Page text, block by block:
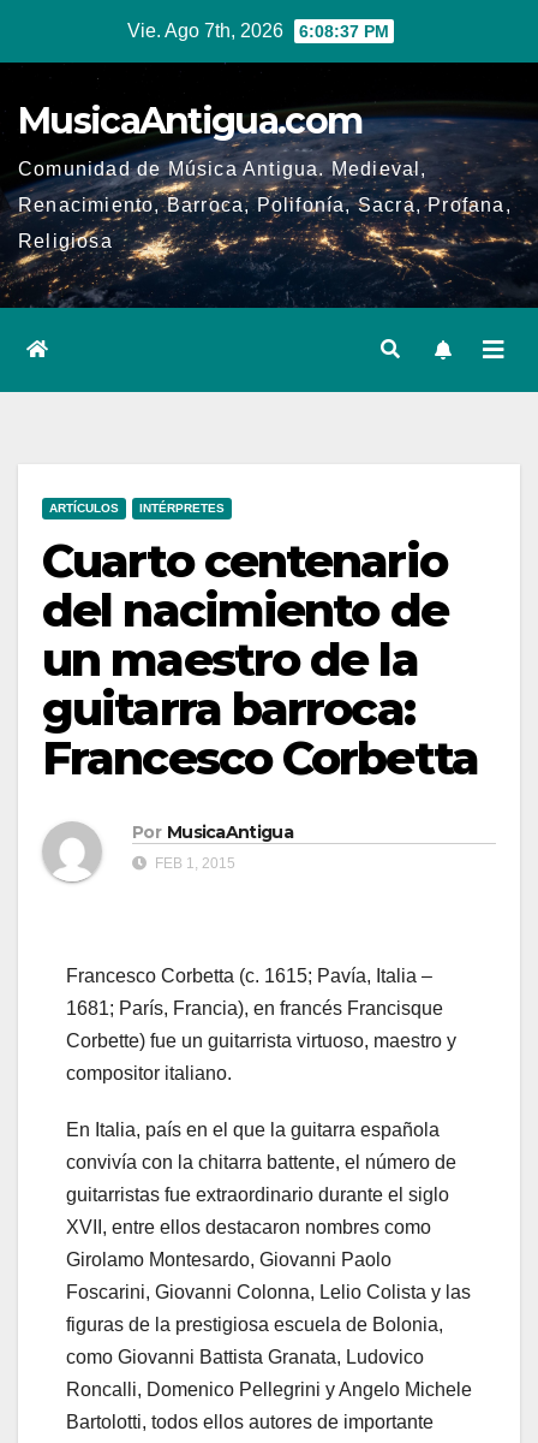
Vie. Ago 7th, 2026 6:08:38 PM
MusicaAntigua.com
Comunidad de Música Antigua. Medieval,
Renacimiento, Barroca, Polifonía, Sacra, Profana,
Religiosa
ARTÍCULOS INTÉRPRETES
Cuarto centenario
del nacimiento de
un maestro de la
guitarra barroca:
Francesco Corbetta
Por MusicaAntigua
FEB 1, 2015
Francesco Corbetta (c. 1615; Pavía, Italia –
1681; París, Francia), en francés Francisque
Corbette) fue un guitarrista virtuoso, maestro y
compositor italiano.
En Italia, país en el que la guitarra española
convivía con la chitarra battente, el número de
guitarristas fue extraordinario durante el siglo
XVII, entre ellos destacaron nombres como
Girolamo Montesardo, Giovanni Paolo
Foscarini, Giovanni Colonna, Lelio Colista y las
figuras de la prestigiosa escuela de Bolonia,
como Giovanni Battista Granata, Ludovico
Roncalli, Domenico Pellegrini y Angelo Michele
Bartolotti, todos ellos autores de importante